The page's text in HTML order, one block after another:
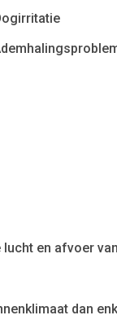
en afvoer
dan